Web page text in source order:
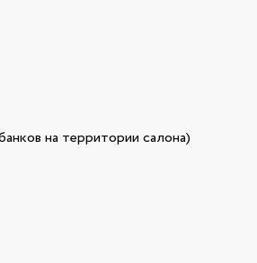
на территории салона)